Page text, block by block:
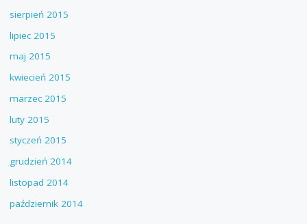
sierpień 2015
lipiec 2015
maj 2015
kwiecień 2015
marzec 2015
luty 2015
styczeń 2015
grudzień 2014
listopad 2014
październik 2014